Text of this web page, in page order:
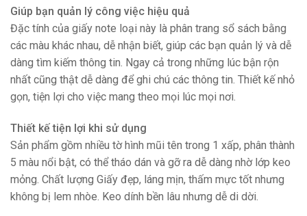
Giúp bạn quản lý công việc hiệu quả
Đặc tính của giấy note loại này là phân trang sổ sách bằng
các màu khác nhau, dễ nhận biết, giúp các bạn quản lý và dễ
dàng tìm kiếm thông tin. Ngay cả trong những lúc bận rộn
nhất cũng thật dễ dàng để ghi chú các thông tin. Thiết kế nhỏ
gọn, tiện lợi cho việc mang theo mọi lúc mọi nơi.
Thiết kế tiện lợi khi sử dụng
Sản phẩm gồm nhiều tờ hình mũi tên trong 1 xấp, phân thành
5 màu nổi bật, có thể tháo dán và gỡ ra dễ dàng nhờ lớp keo
mỏng. Chất lượng Giấy đẹp, láng mịn, thấm mực tốt nhưng
không bị lem nhòe. Keo dính bền lâu nhưng dễ di dời.